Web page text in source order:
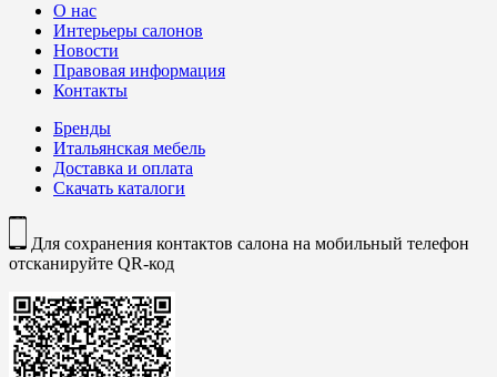
О нас
Интерьеры салонов
Новости
Правовая информация
Контакты
Бренды
Итальянская мебель
Доставка и оплата
Скачать каталоги
Для сохранения контактов салона на мобильный телефон
отсканируйте QR-код